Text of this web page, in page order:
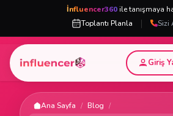
İnfluencer360 ile tanışmaya
Toplantı Planla
| Sizi
Giriş
Ana Sayfa / Blog /